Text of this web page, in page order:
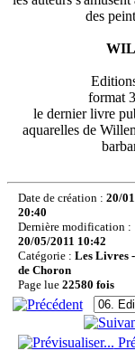
des
format
le dernier livre
aquarelles de
Date de création : 20/
20:40
Dernière modification :
20/05/2011 10:42
Catégorie : Les Livres
de Choron
Page lue 22580 fois